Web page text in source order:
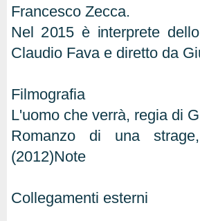
Francesco Zecca.
Nel 2015 è interprete
Claudio Fava e diretto da
Filmografia
L'uomo che verrà, regia di
Romanzo di una
(2012)Note
Collegamenti esterni